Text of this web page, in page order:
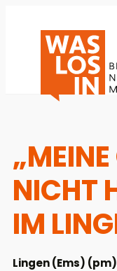
NICHT
IM
Lingen (Ems)